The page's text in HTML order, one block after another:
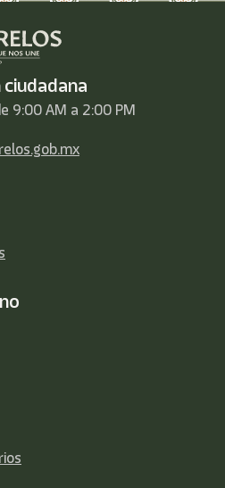
9:00 AM a 2:00 PM